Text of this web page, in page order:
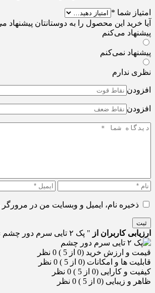
امتیاز شما *
آیا خرید این محصول را به دوستانتان پیشنهاد
پیشنهاد می‌کنم
پیشنهاد نمی‌کنم
نظری ندارم
افزودن
افزودن
ذخیره نام، ایمیل و وبسایت من در
ثبت
ارزیابی کاربران از " پک ۲ تایی سرم دور چشم ژنفیک لانکم | Lancôme Genfic Eye Serum 2-pack "
قیمت و ارزش خرید (0 از 5 )
0 نظر
قابلیت ها و امکانات (0 از 5 )
0 نظر
کیفیت و کارایی (0 از 5 )
0 نظر
ظاهر و زیبایی (0 از 5 )
0 نظر